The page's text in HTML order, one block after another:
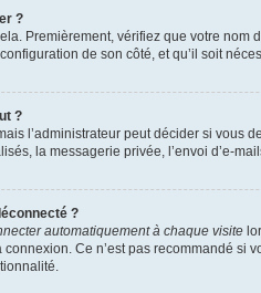
?
Premièrement, vérifiez que votre nom
de son côté, et qu’il soit
?
l’administrateur peut décider si vous
la messagerie privée, l’envoi d’e-
?
automatiquement à chaque visite
Ce n’est pas recommandé